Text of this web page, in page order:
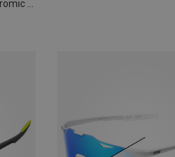
Occhiali sportivi S3 Photochromic Rose Gold Lens